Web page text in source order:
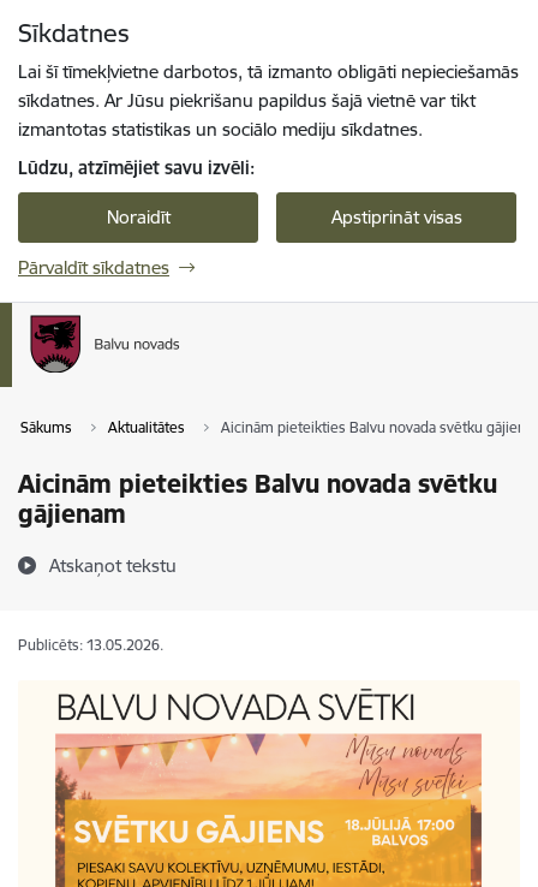
Sīkdatnes
Lai šī tīmekļvietne darbotos, tā izmanto obligāti nepieciešamās
sīkdatnes. Ar Jūsu piekrišanu papildus šajā vietnē var tikt
izmantotas statistikas un sociālo mediju sīkdatnes.
Lūdzu, atzīmējiet savu izvēli:
Noraidīt Apstiprināt visas
Pārvaldīt sīkdatnes
Sākums Aktualitātes Aicinām pieteikties Balvu novada svētku
Aicinām pieteikties Balvu novada svētku
gājienam
Atskaņot tekstu
Publicēts: 13.05.2026.